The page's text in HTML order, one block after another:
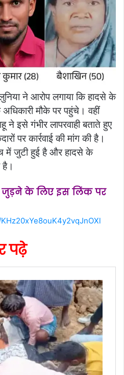
ने आरोप लगाया कि हादसे के
मौके पर पहुंचे। वहीं
ने इसे गंभीर लापरवाही बताते हुए
पर कार्रवाई की मांग की है।
में जुटी हुई है और हादसे के
है।
जुड़ने के लिए इस लिंक पर
पढ़े